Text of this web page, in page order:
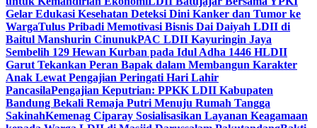
Gelar Edukasi Kesehatan Deteksi Dini Kanker dan Tumor ke
WargaTulus Pribadi Memotivasi Bisnis Dai Daiyah LDII di
Baitul Manshurin CinunukPAC LDII Kayuringin Jaya
Sembelih 129 Hewan Kurban pada Idul Adha 1446 HLDII
Garut Tekankan Peran Bapak dalam Membangun Karakter
Anak Lewat Pengajian Peringati Hari Lahir
PancasilaPengajian Keputrian: PPKK LDII Kabupaten
Bandung Bekali Remaja Putri Menuju Rumah Tangga
SakinahKemenag Ciparay Sosialisasikan Layanan Keagamaan